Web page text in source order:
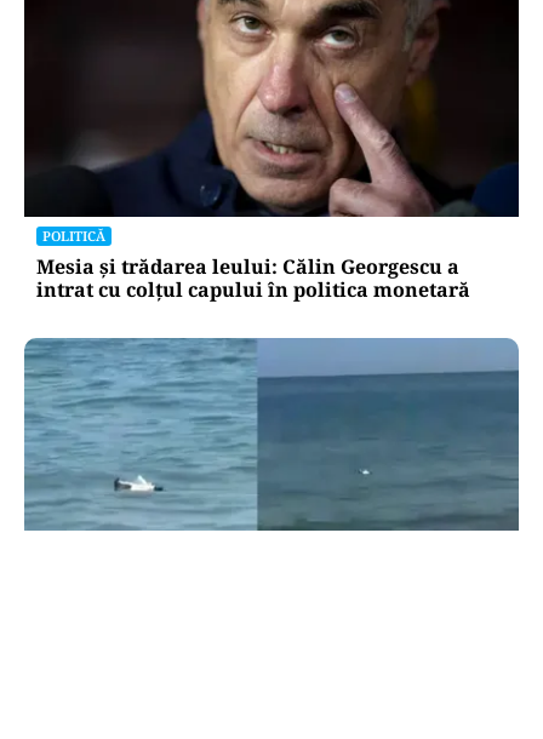
POLITICĂ
Mesia și trădarea leului: Călin Georgescu a
intrat cu colțul capului în politica monetară